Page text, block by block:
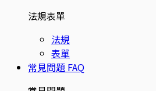
法規表單
法規
表單
常見問題 FAQ